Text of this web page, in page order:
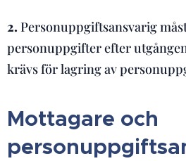
2. Personuppgiftsansvarig
personuppgifter efter
krävs för lagring av
Mottagare och